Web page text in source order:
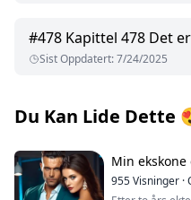
#478 Kapittel 478 Det
Sist Oppdatert:7/24/2025
Du Kan Lide Dette
Min
955Visninger ·